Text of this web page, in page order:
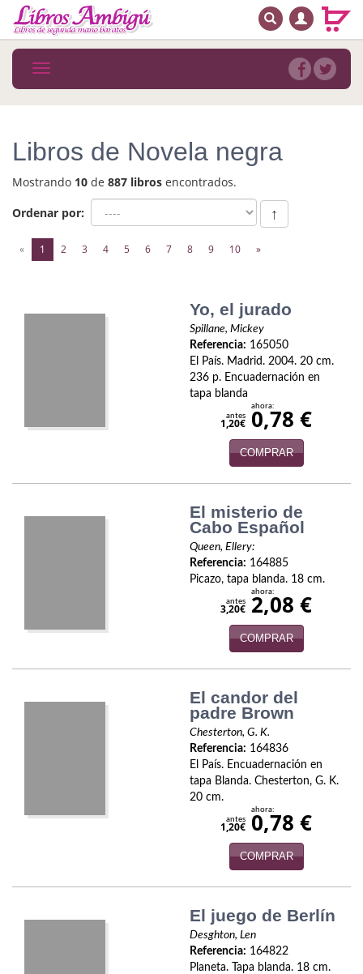
MENÚ PRINCIPAL
Novedades
MATERIAS
Astrología. Ocultismo
Autoayuda. Conocimiento personal
Divulgación científica
DVD
BUSCAR
Toggle
navigation
Libros de Novela negra
Mostrando 10 de 887 libros encontrados.
Ordenar por:
↑
« 1 (current)
2 3 4 5 6 7 8 9 10 »
Yo, el jurado
Spillane, Mickey
Referencia: 165050
El País. Madrid. 2004. 20 cm.
236 p. Encuadernación en
tapa blanda
antes
1,20€
ahora:
0,78 €
COMPRAR
El misterio de
Cabo Español
Queen, Ellery:
Referencia: 164885
Picazo, tapa blanda. 18 cm.
antes
3,20€
ahora:
2,08 €
COMPRAR
El candor del
padre Brown
Chesterton, G. K.
Referencia: 164836
El País. Encuadernación en
tapa Blanda. Chesterton, G. K.
20 cm.
antes
1,20€
ahora:
0,78 €
COMPRAR
El juego de Berlín
Desghton, Len
Referencia: 164822
Planeta. Tapa blanda. 18 cm.